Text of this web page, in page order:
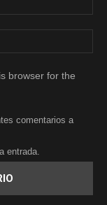
browser for the
comentarios a
entrada.